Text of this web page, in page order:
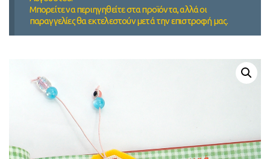
Μπορείτε να περιηγηθείτε στα προϊόντα, αλλά οι
παραγγελίες θα εκτελεστούν μετά την επιστροφή μας.